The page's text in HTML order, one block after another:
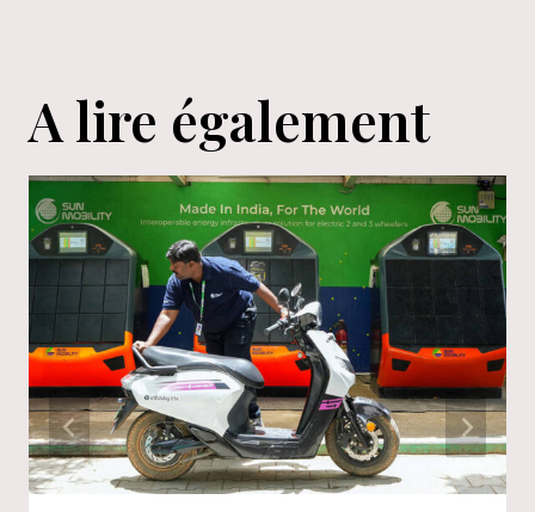
A lire également